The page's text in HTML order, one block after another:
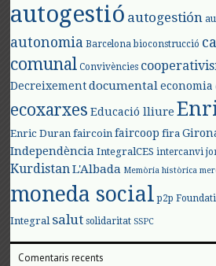
autogestió autogestión
autonomia Barcelona bioconstrucció
comunal Convivències
Decreixement documental economia
ecoxarxes Educació lliure
Enric Duran faircoin faircoop fira
Independència IntegralCES intercanvi
KurdistanL'Albada Memòria històrica
moneda social p2p
Integral salut solidaritat SSPC
Comentaris recents